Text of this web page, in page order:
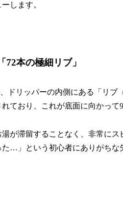
します。
本の極細リブ」
ドリッパーの内側にある「リブ
ており、これが底面に向かって
が滞留することなく、非常に
た…」という初心者にありがち